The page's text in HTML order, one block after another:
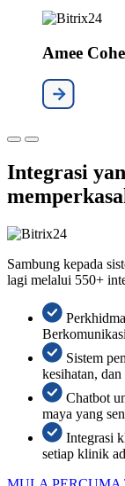
Amee
Integrasi
Sambung kepada
lagi melalui 550+
Sistem
kesihatan,
Chatbot
maya yang
Integrasi
setiap klinik